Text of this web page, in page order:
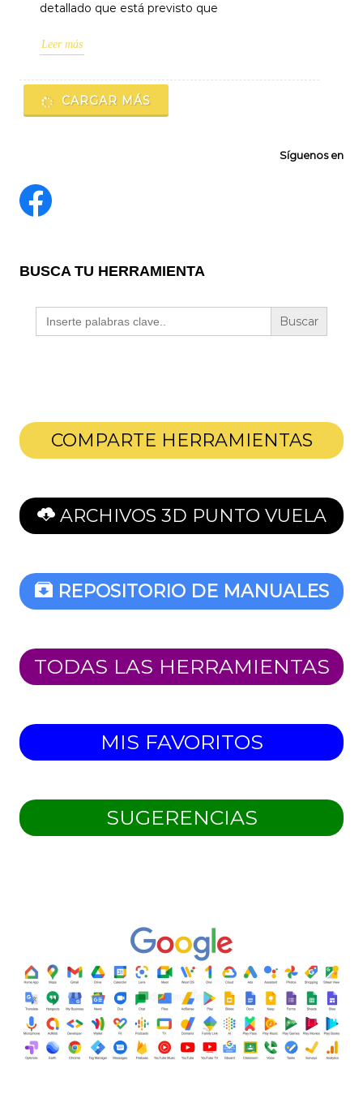
detallado que está previsto que
Leer más
CARGAR MÁS
Síguenos en
BUSCA TU HERRAMIENTA
Buscar:
COMPARTE HERRAMIENTAS
ARCHIVOS 3D PUNTO VUELA
REPOSITORIO DE MANUALES
TODAS LAS HERRAMIENTAS
MIS FAVORITOS
SUGERENCIAS